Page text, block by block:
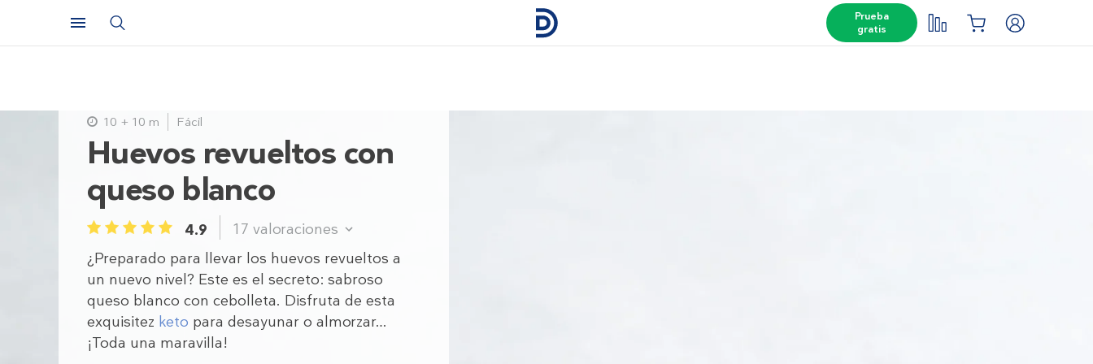
Prueba
gratis
Huevos revueltos con
queso blanco
1 2 3 4 5 4.9 17 valoraciones
¿Preparado para llevar los huevos revueltos a
un nuevo nivel? Este es el secreto: sabroso
queso blanco con cebolleta. Disfruta de esta
exquisitez keto para desayunar o almorzar…
¡Toda una maravilla!
10 + 10 m Fácil